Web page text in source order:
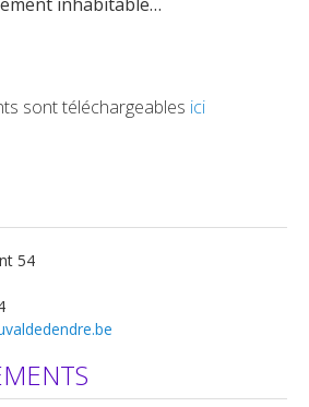
sont téléchargeables ici
54